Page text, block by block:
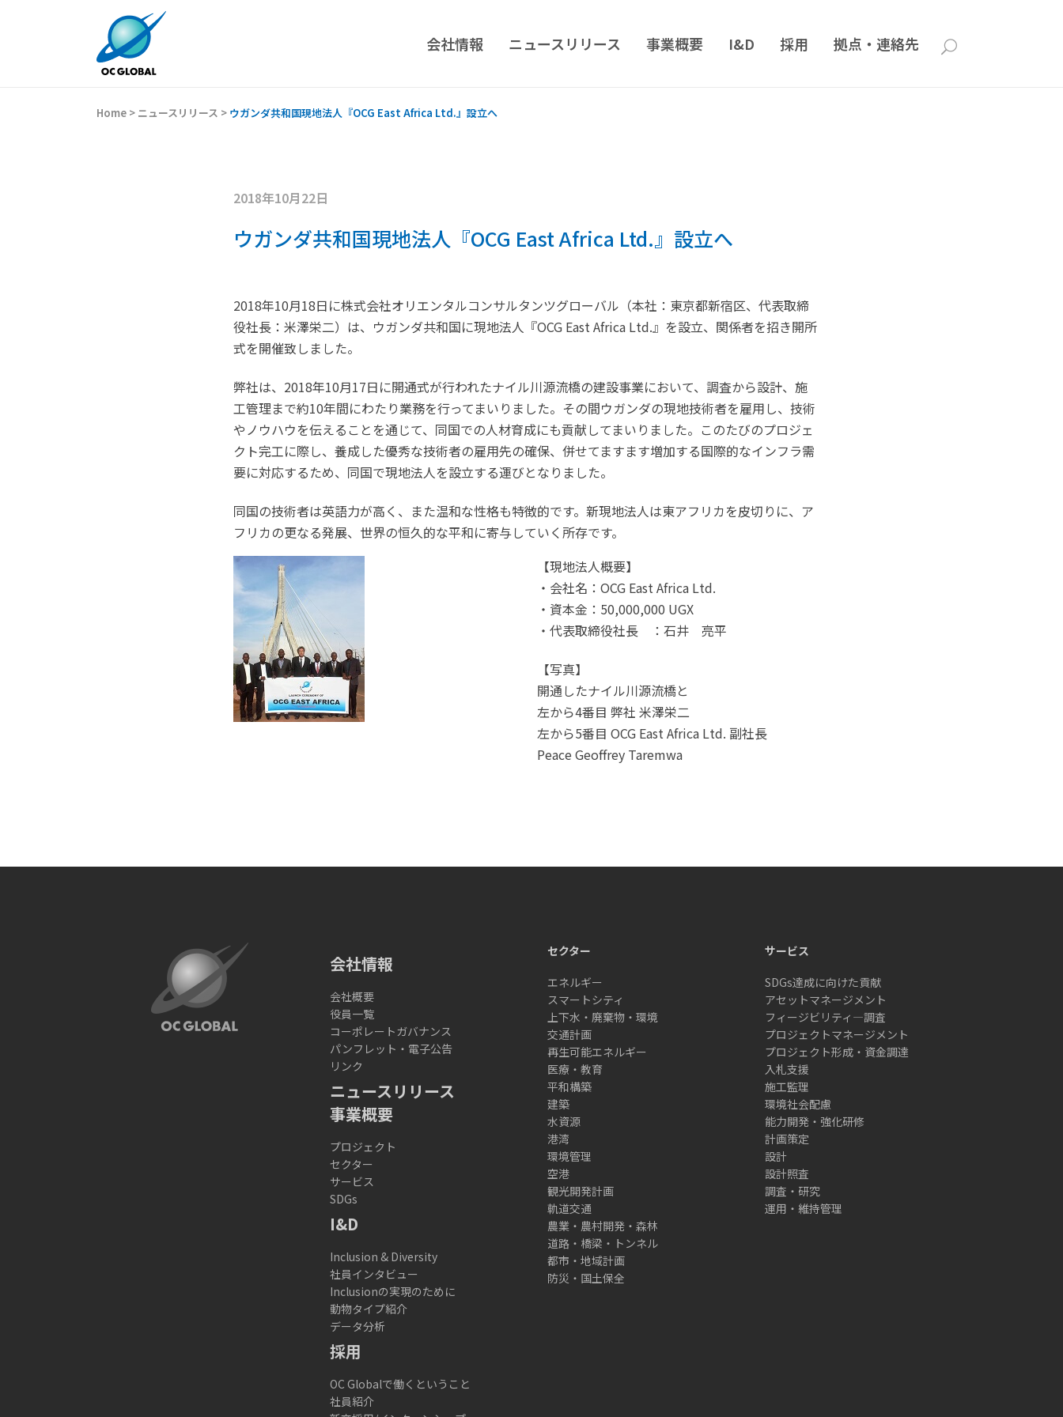
会社情報 ニュースリリース 事業概要 I&D 採用 拠点・連絡先
Home > ニュースリリース > ウガンダ共和国現地法人『OCG East Africa Ltd.』設立へ
2018年10月22日
ウガンダ共和国現地法人『OCG East Africa Ltd.』設立へ
2018年10月18日に株式会社オリエンタルコンサルタンツグローバル（本社：東京都新宿区、代表取締
役社長：米澤栄二）は、ウガンダ共和国に現地法人『OCG East Africa Ltd.』を設立、関係者を招き開所
式を開催致しました。
弊社は、2018年10月17日に開通式が行われたナイル川源流橋の建設事業において、調査から設計、施
工管理まで約10年間にわたり業務を行ってまいりました。その間ウガンダの現地技術者を雇用し、技術
やノウハウを伝えることを通じて、同国での人材育成にも貢献してまいりました。このたびのプロジェ
クト完工に際し、養成した優秀な技術者の雇用先の確保、併せてますます増加する国際的なインフラ需
要に対応するため、同国で現地法人を設立する運びとなりました。
同国の技術者は英語力が高く、また温和な性格も特徴的です。新現地法人は東アフリカを皮切りに、ア
フリカの更なる発展、世界の恒久的な平和に寄与していく所存です。
【現地法人概要】
・会社名：OCG East Africa Ltd.
・資本金：50,000,000 UGX
・代表取締役社長 ：石井 亮平
【写真】
開通したナイル川源流橋と
左から4番目 弊社 米澤栄二
左から5番目 OCG East Africa Ltd. 副社長
Peace Geoffrey Taremwa
会社情報
会社概要
役員一覧
コーポレートガバナンス
パンフレット・電子公告
リンク
ニュースリリース
事業概要
プロジェクト
セクター
サービス
SDGs
I&D
Inclusion & Diversity
社員インタビュー
Inclusionの実現のために
動物タイプ紹介
データ分析
採用
OC Globalで働くということ
社員紹介
セクター
エネルギー
スマートシティ
上下水・廃棄物・環境
交通計画
再生可能エネルギー
医療・教育
平和構築
建築
水資源
港湾
環境管理
空港
観光開発計画
軌道交通
農業・農村開発・森林
道路・橋梁・トンネル
都市・地域計画
防災・国土保全
サービス
SDGs達成に向けた貢献
アセットマネージメント
フィージビリティ―調査
プロジェクトマネージメント
プロジェクト形成・資金調達
入札支援
施工監理
環境社会配慮
能力開発・強化研修
計画策定
設計
設計照査
調査・研究
運用・維持管理